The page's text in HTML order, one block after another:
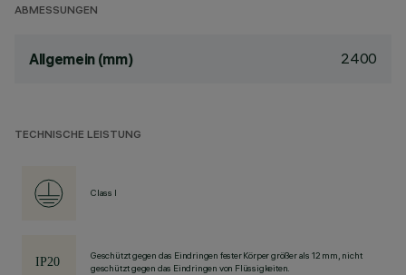
ABMESSUNGEN
Allgemein (mm) 2400
TECHNISCHE LEISTUNG
Class I
Geschützt gegen das Eindringen fester Körper größer als 12 mm, nicht
geschützt gegen das Eindringen von Flüssigkeiten.